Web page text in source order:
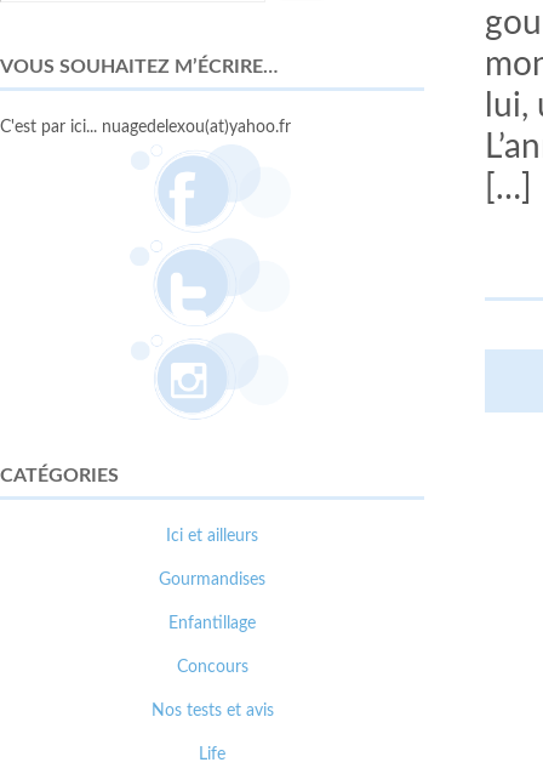
[…]
VOUS SOUHAITEZ M’ÉCRIRE…
C'est par ici... nuagedelexou(at)yahoo.fr
CATÉGORIES
Ici et ailleurs
Gourmandises
Enfantillage
Concours
Nos tests et avis
Life